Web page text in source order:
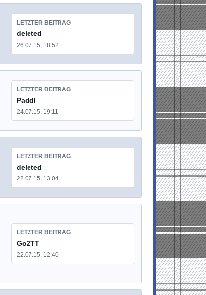
LETZTER BEITRAG
deleted
26.07.15, 18:52
LETZTER BEITRAG
Paddl
24.07.15, 19:11
LETZTER BEITRAG
deleted
22.07.15, 13:04
LETZTER BEITRAG
Go2TT
22.07.15, 12:40